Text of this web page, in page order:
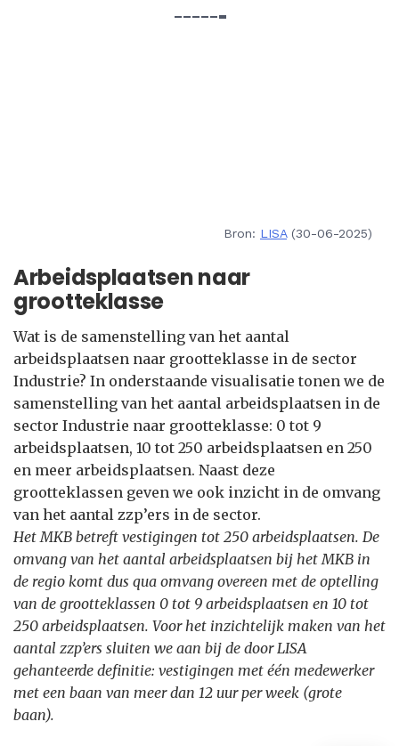
Bron: LISA(30-06-2025)
Arbeidsplaatsen naar
grootteklasse
Wat is de samenstelling van het aantal
arbeidsplaatsen naar grootteklasse in de sector
Industrie? In onderstaande visualisatie tonen we de
samenstelling van het aantal arbeidsplaatsen in de
sector Industrie naar grootteklasse: 0 tot 9
arbeidsplaatsen, 10 tot 250 arbeidsplaatsen en 250
en meer arbeidsplaatsen. Naast deze
grootteklassen geven we ook inzicht in de omvang
van het aantal zzp’ers in de sector.
Het MKB betreft vestigingen tot 250 arbeidsplaatsen. De
omvang van het aantal arbeidsplaatsen bij het MKB in
de regio komt dus qua omvang overeen met de optelling
van de grootteklassen 0 tot 9 arbeidsplaatsen en 10 tot
250 arbeidsplaatsen. Voor het inzichtelijk maken van het
aantal zzp’ers sluiten we aan bij de door LISA
gehanteerde definitie: vestigingen met één medewerker
met een baan van meer dan 12 uur per week (grote
baan).